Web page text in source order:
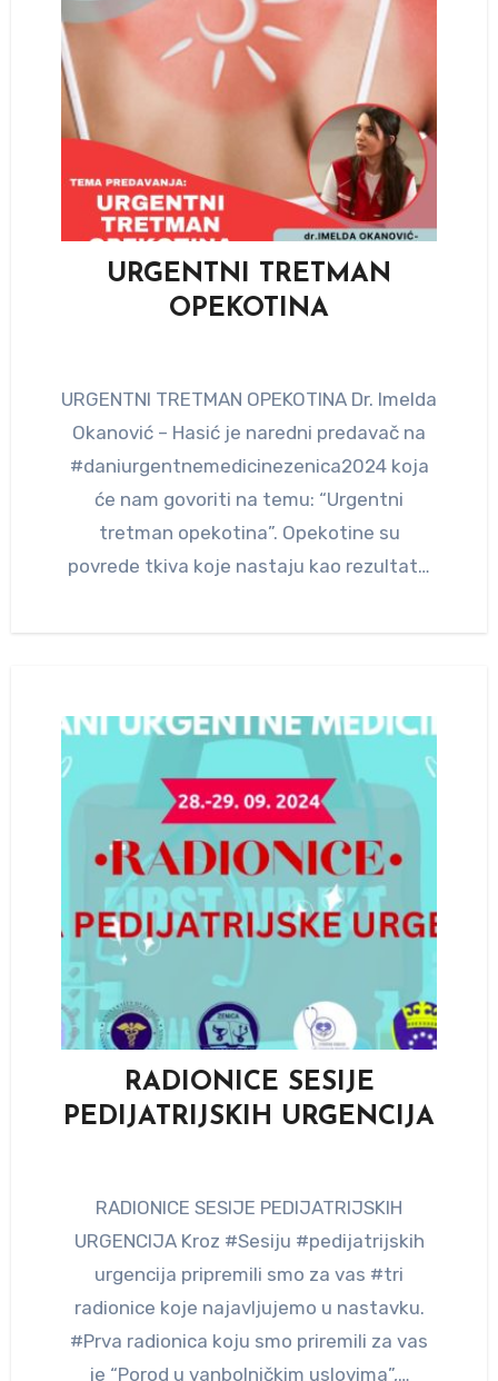
URGENTNI TRETMAN
OPEKOTINA
URGENTNI TRETMAN OPEKOTINA Dr. Imelda
Okanović – Hasić je naredni predavač na
#daniurgentnemedicinezenica2024 koja
će nam govoriti na temu: “Urgentni
tretman opekotina”. Opekotine su
povrede tkiva koje nastaju kao rezultat…
RADIONICE SESIJE
PEDIJATRIJSKIH URGENCIJA
RADIONICE SESIJE PEDIJATRIJSKIH
URGENCIJA Kroz #Sesiju #pedijatrijskih
urgencija pripremili smo za vas #tri
radionice koje najavljujemo u nastavku.
#Prva radionica koju smo priremili za vas
je “Porod u vanbolničkim uslovima”,…